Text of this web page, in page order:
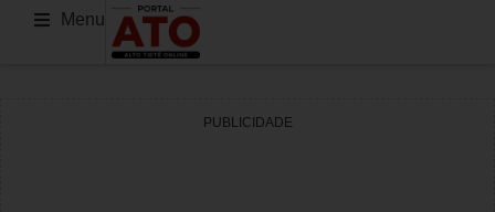
Menu
PUBLICIDADE